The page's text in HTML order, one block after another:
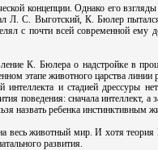
концепции. Однако его
Л. С. Выготский, К. Бюлер
с почти всей современной
К. Бюлера о надстройке в
этапе животного царства линии
и стадией дрессуры
поведения: сначала интеллект,
назвать ребенка инстинктивным
весь животный мир. И хотя
развития.